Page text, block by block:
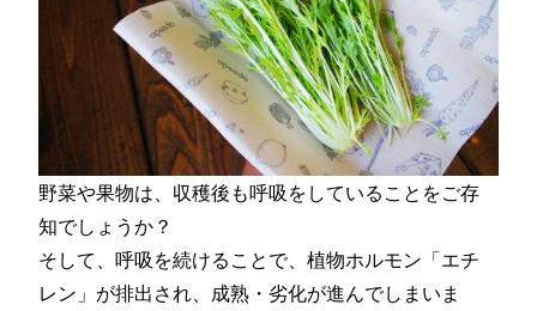
野菜や果物は、収穫後も呼吸をしていることをご存
知でしょうか？
そして、呼吸を続けることで、植物ホルモン「エチ
レン」が排出され、成熟・劣化が進んでしまいま